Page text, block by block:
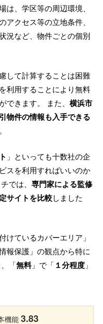
は、学区等の周辺環境、
アクセス等の立地条件、
況など、物件ごとの個別
して計算することは困難
利用することにより無料
できます。 また、 横浜市
物件の情報も入手できる
。
」といっても十数社の企
スを利用すればいいのか
では、 専門家による監修
サイトを比較しました
けているカバーエリア」
報保護」の観点から特に
「無料」で「 １分程度 」